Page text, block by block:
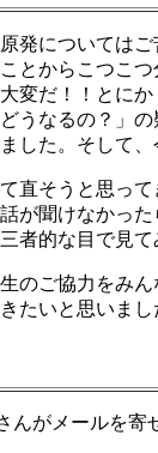
発については
とからこつこ
変だ！！とに
うなるの？」
した。そして
直そうと思っ
が聞けなかっ
者的な目で見
のご協力をみ
たいと思いまし
がメールを寄